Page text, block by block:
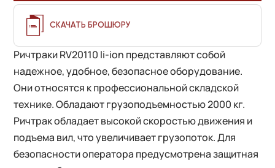
СКАЧАТЬ БРОШЮРУ
Ричтраки RV20110 li-ion представляют собой
надежное, удобное, безопасное оборудование.
Они относятся к профессиональной складской
технике. Обладают грузоподъемностью 2000 кг.
Ричтрак обладает высокой скоростью движения и
подъема вил, что увеличивает грузопоток. Для
безопасности оператора предусмотрена защитная